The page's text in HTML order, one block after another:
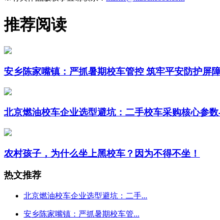
推荐阅读
安乡陈家嘴镇：严抓暑期校车管控 筑牢平安防护屏
北京燃油校车企业选型避坑：二手校车采购核心参
农村孩子，为什么坐上黑校车？因为不得不坐！
热文推荐
北京燃油校车企业选型避坑：二手...
安乡陈家嘴镇：严抓暑期校车管...